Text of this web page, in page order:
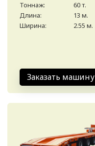
Тоннаж:
60 т.
Длина:
13 м.
Ширина:
2.55 м.
Заказать машину